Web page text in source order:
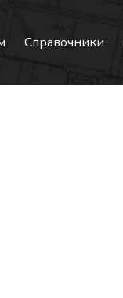
Справочники